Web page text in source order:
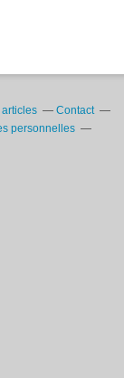
articles
Contact
personnelles